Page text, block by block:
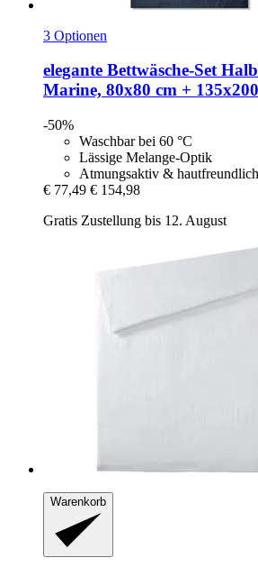
3 Optionen
elegante Bettwäsche-​Set
Marine, 80x80 cm +
-50%
Waschbar bei 60 °C
Lässige Melange-Optik
Atmungsaktiv & hautfreundlich
€ 77,49 € 154,98
Gratis Zustellung bis 12. August
Warenkorb